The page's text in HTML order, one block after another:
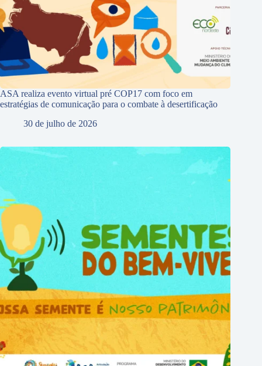
ASA realiza evento virtual pré COP17 com foco em
estratégias de comunicação para o combate à desertificação
30 de julho de 2026